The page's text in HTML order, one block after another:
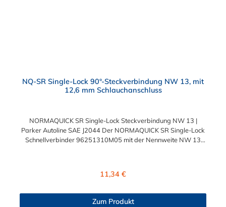
NQ-SR Single-Lock 90°-Steckverbindung NW 13, mit
12,6 mm Schlauchanschluss
NORMAQUICK SR Single-Lock Steckverbindung NW 13 |
Parker Autoline SAE J2044 Der NORMAQUICK SR Single-Lock
Schnellverbinder 96251310M05 mit der Nennweite NW 13
13,0 mm verbunden werden. Im Inneren des Steckverbinder
verschiedenen Materialien: FKM FVMQ Die Serie
Regulärer Preis:
11,34 €
Zum Produkt